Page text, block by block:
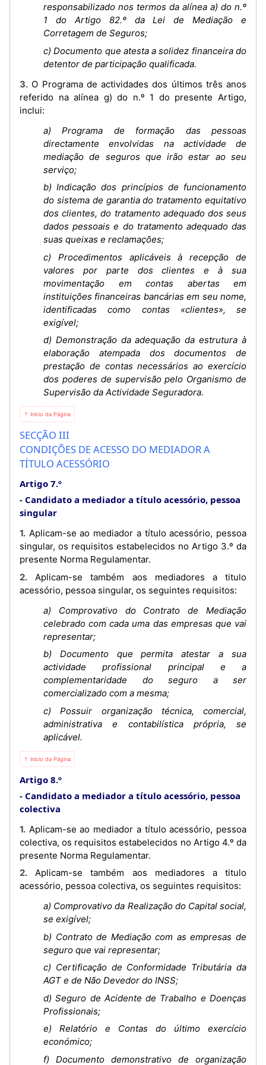
responsabilizado nos termos da alínea a) do n.º
1 do Artigo 82.º da Lei de Mediação e
Corretagem de Seguros;
c) Documento que atesta a solidez financeira do
detentor de participação qualificada.
3. O Programa de actividades dos últimos três anos
referido na alínea g) do n.º 1 do presente Artigo,
inclui:
a) Programa de formação das pessoas
directamente envolvidas na actividade de
mediação de seguros que irão estar ao seu
serviço;
b) Indicação dos princípios de funcionamento
do sistema de garantia do tratamento equitativo
dos clientes, do tratamento adequado dos seus
dados pessoais e do tratamento adequado das
suas queixas e reclamações;
c) Procedimentos aplicáveis à recepção de
valores por parte dos clientes e à sua
movimentação em contas abertas em
instituições financeiras bancárias em seu nome,
identificadas como contas «clientes», se
exigível;
d) Demonstração da adequação da estrutura à
elaboração atempada dos documentos de
prestação de contas necessários ao exercício
dos poderes de supervisão pelo Organismo de
Supervisão da Actividade Seguradora.
⇡ Início da Página
SECÇÃO III
CONDIÇÕES DE ACESSO DO MEDIADOR A
TÍTULO ACESSÓRIO
Artigo 7.º
Candidato a mediador a título acessório, pessoa
singular
1. Aplicam-se ao mediador a título acessório, pessoa
singular, os requisitos estabelecidos no Artigo 3.º da
presente Norma Regulamentar.
2. Aplicam-se também aos mediadores a titulo
acessório, pessoa singular, os seguintes requisitos:
a) Comprovativo do Contrato de Mediação
celebrado com cada uma das empresas que vai
representar;
b) Documento que permita atestar a sua
actividade profissional principal e a
complementaridade do seguro a ser
comercializado com a mesma;
c) Possuir organização técnica, comercial,
administrativa e contabilística própria, se
aplicável.
⇡ Início da Página
Artigo 8.º
Candidato a mediador a título acessório, pessoa
colectiva
1. Aplicam-se ao mediador a título acessório, pessoa
colectiva, os requisitos estabelecidos no Artigo 4.º da
presente Norma Regulamentar.
2. Aplicam-se também aos mediadores a titulo
acessório, pessoa colectiva, os seguintes requisitos:
a) Comprovativo da Realização do Capital social,
se exigível;
b) Contrato de Mediação com as empresas de
seguro que vai representar;
c) Certificação de Conformidade Tributária da
AGT e de Não Devedor do INSS;
d) Seguro de Acidente de Trabalho e Doenças
Profissionais;
e) Relatório e Contas do último exercício
económico;
f) Documento demonstrativo de organização